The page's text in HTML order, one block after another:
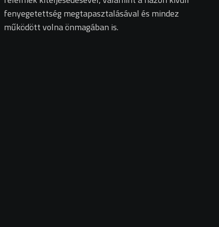
fenyegetettség megtapasztalásával és mindez
működött volna önmagában is.